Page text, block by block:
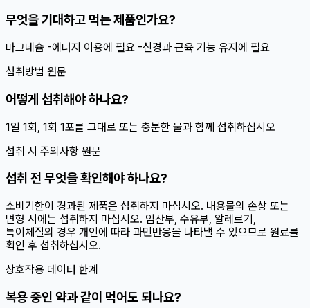
무엇을 기대하고 먹는 제품인가요?
마그네슘 -에너지 이용에 필요 -신경과 근육 기능 유지에 필요
섭취방법 원문
어떻게 섭취해야 하나요?
1일 1회, 1회 1포를 그대로 또는 충분한 물과 함께 섭취하십시오
섭취 시 주의사항 원문
섭취 전 무엇을 확인해야 하나요?
소비기한이 경과된 제품은 섭취하지 마십시오. 내용물의 손상 또는
변형 시에는 섭취하지 마십시오. 임산부, 수유부, 알레르기,
특이체질의 경우 개인에 따라 과민반응을 나타낼 수 있으므로 원료를
확인 후 섭취하십시오.
상호작용 데이터 한계
복용 중인 약과 같이 먹어도 되나요?